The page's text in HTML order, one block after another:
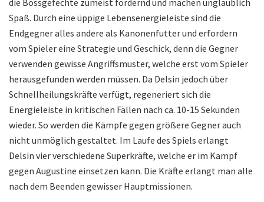
Spaß. Durch eine üppige Lebensenergieleiste sind die
Endgegner alles andere als Kanonenfutter und erfordern
vom Spieler eine Strategie und Geschick, denn die Gegner
verwenden gewisse Angriffsmuster, welche erst vom Spieler
herausgefunden werden müssen. Da Delsin jedoch über
Schnellheilungskräfte verfügt, regeneriert sich die
Energieleiste in kritischen Fällen nach ca. 10-15 Sekunden
wieder. So werden die Kämpfe gegen größere Gegner auch
nicht unmöglich gestaltet. Im Laufe des Spiels erlangt
Delsin vier verschiedene Superkräfte, welche er im Kampf
gegen Augustine einsetzen kann. Die Kräfte erlangt man alle
nach dem Beenden gewisser Hauptmissionen.